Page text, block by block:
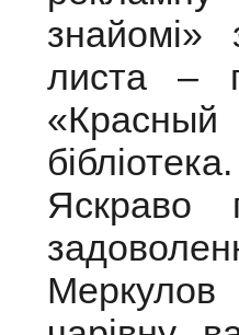
знайомі»
листа –
бібліотека.
Яскраво